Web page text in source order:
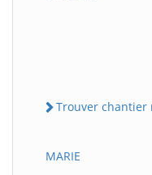
Trouver chantier
MARIE